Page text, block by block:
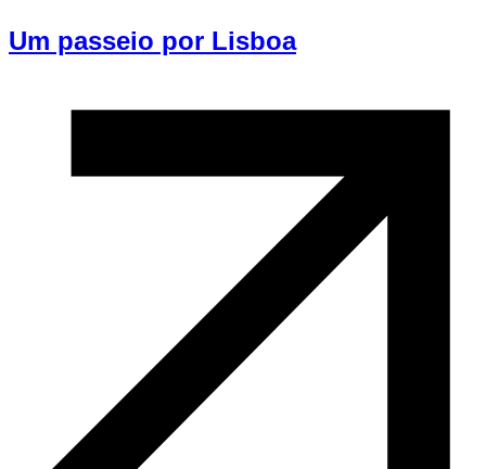
Um passeio por Lisboa